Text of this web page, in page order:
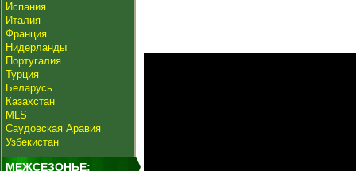
Испания
Италия
Франция
Нидерланды
Португалия
Турция
Беларусь
Казахстан
MLS
Саудовская Аравия
Узбекистан
МЕЖСЕЗОНЬЕ: